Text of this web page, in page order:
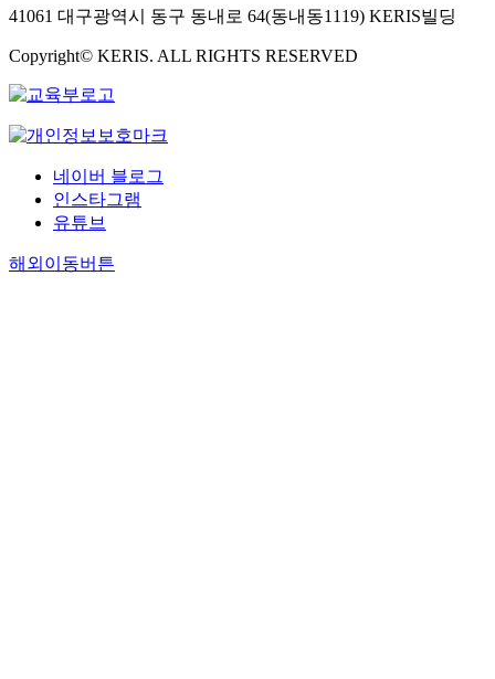
41061 대구광역시 동구 동내로 64(동내동1119) KERIS빌딩
Copyright© KERIS. ALL RIGHTS RESERVED
네이버 블로그
인스타그램
유튜브
해외이동버튼